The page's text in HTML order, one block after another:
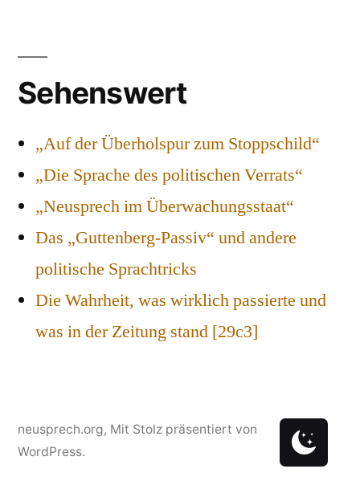
Sehenswert
„Auf der Überholspur zum Stoppschild“
„Die Sprache des politischen Verrats“
„Neusprech im Überwachungsstaat“
Das „Guttenberg-Passiv“ und andere
politische Sprachtricks
Die Wahrheit, was wirklich passierte und
was in der Zeitung stand [29c3]
neusprech.org, Mit Stolz präsentiert von
WordPress.